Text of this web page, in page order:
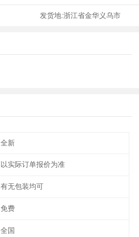
发货地:浙江省金华义乌市
全新
以实际订单报价为准
有无包装均可
免费
全国